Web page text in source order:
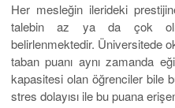
Her mesleğin ilerideki
talebin az ya da çok
belirlenmektedir. Üniversitede
taban puanı aynı zamanda
kapasitesi olan öğrenciler bile
stres dolayısı ile bu puana